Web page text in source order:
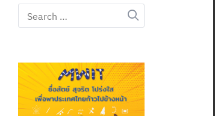
Search
for: